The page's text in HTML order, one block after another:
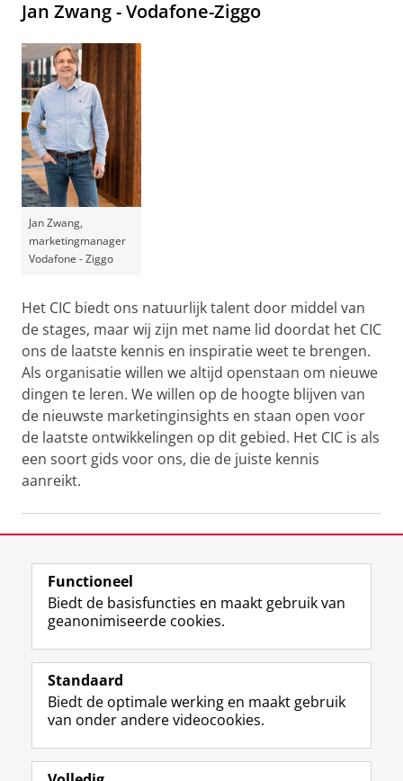
Jan Zwang - Vodafone-Ziggo
Jan Zwang,
marketingmanager
Vodafone - Ziggo
Het CIC biedt ons natuurlijk talent door middel van
de stages, maar wij zijn met name lid doordat het CIC
ons de laatste kennis en inspiratie weet te brengen.
Als organisatie willen we altijd openstaan om nieuwe
dingen te leren. We willen op de hoogte blijven van
de nieuwste marketinginsights en staan open voor
de laatste ontwikkelingen op dit gebied. Het CIC is als
een soort gids voor ons, die de juiste kennis
aanreikt.
Wilt u met uw marketingafdeling ook profiteren van
onze kennis en expertise? Neem gerust
ons op voor meer informatie of maak een afspraak
met onze directeur.
Laatst gewijzigd:
View this page in:English
Functioneel
Biedt de basisfuncties en maakt gebruik van
geanonimiseerde cookies.
Standaard
Biedt de optimale werking en maakt gebruik
van onder andere videocookies.